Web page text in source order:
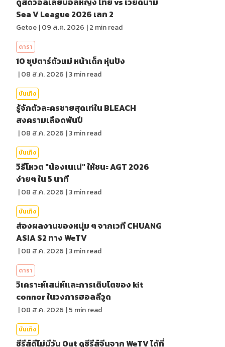
Sea V League 2026 เลก 2
Getoe |09 ส.ค. 2026 |2 min read
ดารา
10 ซุปตาร์ตัวแม่ หน้าเด็ก หุ่นปัง
|08 ส.ค. 2026 |3min read
บันเทิง
รู้จักตัวละครชายสุดเท่ใน BLEACH
สงครามเลือดพันปี
|08 ส.ค. 2026 |3min read
บันเทิง
วิธีโหวต "น้องเนเน่" ให้ชนะ AGT 2026
ง่ายๆ ใน 5 นาที
|08 ส.ค. 2026 |3min read
บันเทิง
ส่องผลงานของหนุ่ม ๆ จากเวที CHUANG
ASIA S2 ทาง WeTV
|08 ส.ค. 2026 |3min read
ดารา
วิเคราะห์เสน่ห์และการเติบโตของ kit
connor ในวงการฮอลลีวูด
|08 ส.ค. 2026 |5 min read
บันเทิง
ซีรีส์ดีไม่มีวัน Out ดูซีรีส์จีนจาก WeTV ได้ที่